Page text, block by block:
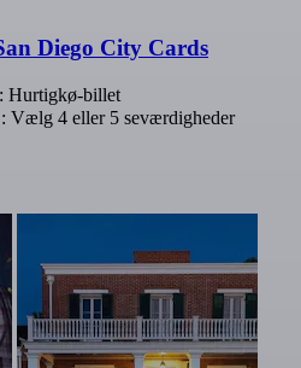
Diego City Cards
Hurtigkø-billet
Vælg 4 eller 5 seværdigheder